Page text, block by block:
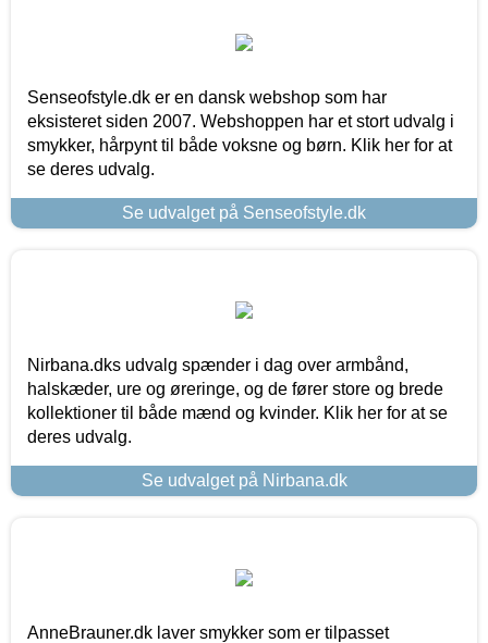
Senseofstyle.dk er en dansk webshop som har
eksisteret siden 2007. Webshoppen har et stort udvalg i
smykker, hårpynt til både voksne og børn. Klik her for at
se deres udvalg.
Se udvalget på Senseofstyle.dk
Nirbana.dks udvalg spænder i dag over armbånd,
halskæder, ure og øreringe, og de fører store og brede
kollektioner til både mænd og kvinder. Klik her for at se
deres udvalg.
Se udvalget på Nirbana.dk
AnneBrauner.dk laver smykker som er tilpasset